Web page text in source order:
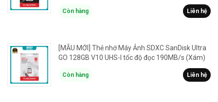
Còn hàng Liên hệ
[MẪU MỚI] Thẻ nhớ Máy Ảnh SDXC SanDisk Ultra
GO 128GB V10 UHS-I tốc độ đọc 190MB/s (Xám)
Còn hàng Liên hệ